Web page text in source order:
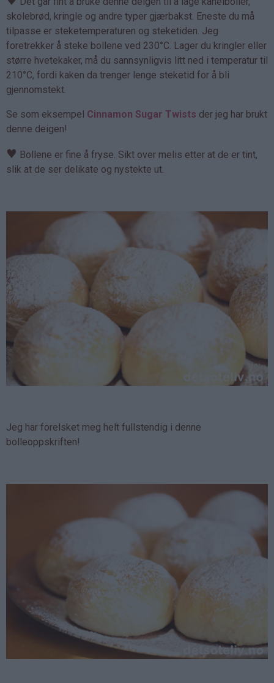
skolebrød, kringle og andre typer gjærbakst. Eneste du må
tilpasse er steketemperaturen og steketiden. Jeg
foretrekker å steke bollene ved 230°C. Lager du kringler eller
større hvetekaker, må du sannsynligvis litt ned i temperatur til
210°C, fordi kaken da trenger lenge steketid for å bli
gjennomstekt.
Se som eksempel Cinnamon Sugar Twists der jeg har brukt
denne deigen!
♥ Bollene er fine å fryse. Sikt over melis etter at de er tint,
slik at de ser delikate og nystekte ut.
Jeg har forelsket meg helt fullstendig i denne
bolleoppskriften!